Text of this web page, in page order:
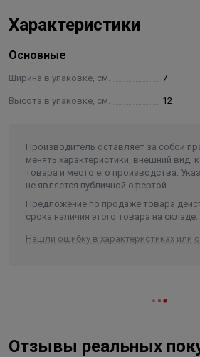
Быстро сохнет;
Устойчив к воздействию
осадков, перепадов
продлевает срок службы
Однокомпонентный, не имеет
сиккатив, добавки целевого
Время высыхания:не более 4
начало эксплуатации покрытия в
через 24 часа; полная физическая
прочность покрытия достигается
Фасовка:0,7 кг (0,8 л).
поверхность площадью от 12 до 14
Характеристики
Основные
Ширина в упаковке, см. 7
Высота в упаковке, см. 12
Производитель оставляет за собой
менять характеристики, внешний вид,
товара и место его производства.
не является публичной офертой.
Предложение по продаже товара
срока наличия этого товара на складе.
Нашли ошибку в характеристиках или
Отзывы реальных